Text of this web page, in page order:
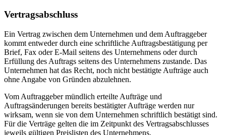
Vertragsabschluss
Ein Vertrag zwischen dem Unternehmen und dem Auftraggeber
kommt entweder durch eine schriftliche Auftragsbestätigung per
Brief, Fax oder E-Mail seitens des Unternehmens oder durch
Erfüllung des Auftrags seitens des Unternehmens zustande. Das
Unternehmen hat das Recht, noch nicht bestätigte Aufträge auch
ohne Angabe von Gründen abzulehnen.
Vom Auftraggeber mündlich erteilte Aufträge und
Auftragsänderungen bereits bestätigter Aufträge werden nur
wirksam, wenn sie von dem Unternehmen schriftlich bestätigt sind.
Für die Verträge gelten die im Zeitpunkt des Vertragsabschlusses
jeweils gültigen Preislisten des Unternehmens.